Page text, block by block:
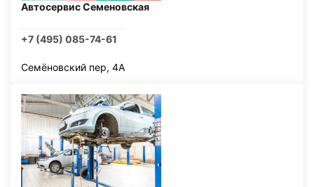
Автосервис Семеновская
+7 (495) 085-74-61
Семёновский пер, 4А